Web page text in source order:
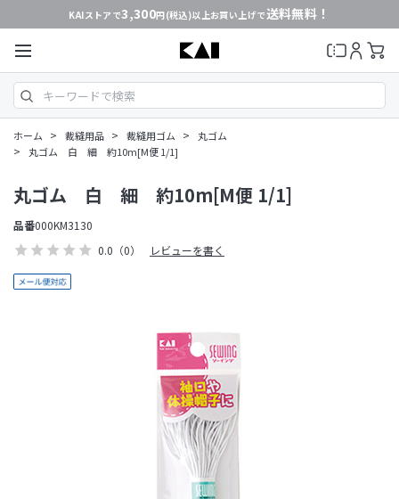
KAIストアで3,300円(税込)以上お買い上げで送料無料！
ホーム > 裁縫用品 > 裁縫用ゴム > 丸ゴム
> 丸ゴム 白 細 約10m[M便 1/1]
0.0 （0） レビューを書く
丸ゴム 白 細 約10m[M便 1/1]
品番000KM3130